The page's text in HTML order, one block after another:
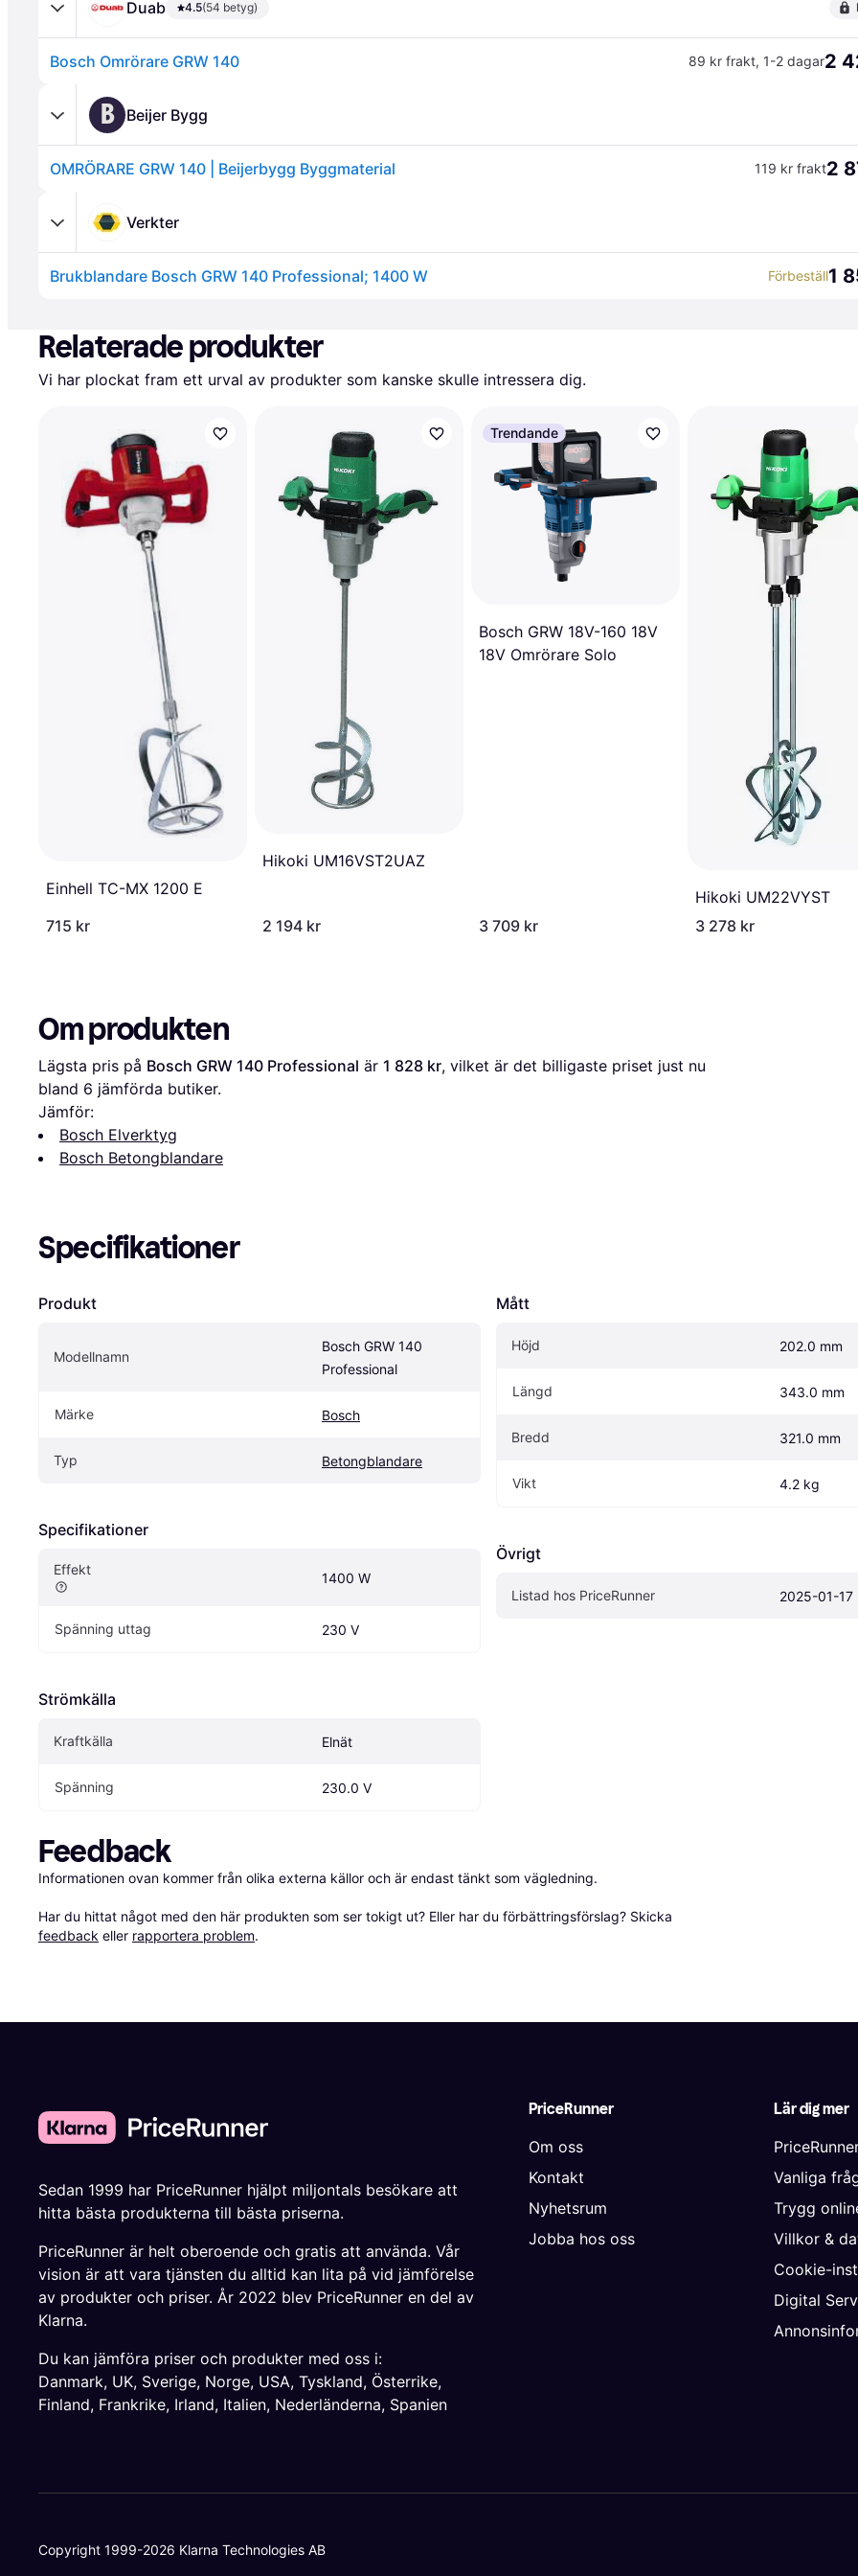
Duab 4.5(54 betyg)
Bosch Omrörare GRW 140 89 kr frakt, 1-2 dagar2
B Beijer Bygg
OMRÖRARE GRW 140 | Beijerbygg Byggmaterial 119 kr frakt2
Verkter
Brukblandare Bosch GRW 140 Professional; 1400 W Förbeställ1
Relaterade produkter
Vi har plockat fram ett urval av produkter som kanske skulle intressera dig.
Einhell TC-MX 1200 E
715 kr
Hikoki UM16VST2UAZ
2 194 kr
Trendande
Bosch GRW 18V-160 18V
18V Omrörare Solo
3 709 kr
Hikoki UM22VYST
3 278 kr
Om produkten
Lägsta pris på Bosch GRW 140 Professional är 1 828 kr, vilket är det billigaste priset just nu
bland 6 jämförda butiker.
Jämför:
Bosch Elverktyg
Bosch Betongblandare
Specifikationer
Produkt
Modellnamn
Bosch GRW 140
Professional
Märke Bosch
Typ Betongblandare
Specifikationer
Effekt
1400 W
Spänning uttag 230 V
Strömkälla
Kraftkälla Elnät
Spänning 230.0 V
Mått
Höjd 202.0 mm
Längd 343.0 mm
Bredd 321.0 mm
Vikt 4.2 kg
Övrigt
Listad hos PriceRunner 2025-01-17
Feedback
Informationen ovan kommer från olika externa källor och är endast tänkt som vägledning.
Har du hittat något med den här produkten som ser tokigt ut? Eller har du förbättringsförslag? Skicka
feedback eller rapportera problem.
PriceRunner
Om oss
Kontakt
Nyhetsrum
Jobba hos oss
Lär dig mer
Vanliga
Trygg
Villkor &
Cookie-
Digital
Sedan 1999 har PriceRunner hjälpt miljontals besökare att
hitta bästa produkterna till bästa priserna.
PriceRunner är helt oberoende och gratis att använda. Vår
vision är att vara tjänsten du alltid kan lita på vid jämförelse
av produkter och priser. År 2022 blev PriceRunner en del av
Klarna.
Du kan jämföra priser och produkter med oss i:
Danmark, UK, Sverige, Norge, USA, Tyskland, Österrike,
Finland, Frankrike, Irland, Italien, Nederländerna, Spanien
Copyright 1999-2026 Klarna Technologies AB